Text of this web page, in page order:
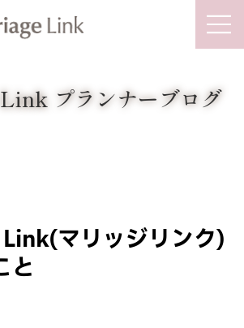
プランナーブログ
マリッジリンク)
と